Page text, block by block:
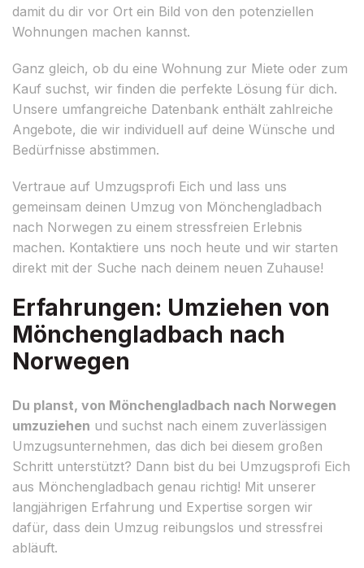
damit du dir vor Ort ein Bild von den potenziellen
Wohnungen machen kannst.
Ganz gleich, ob du eine Wohnung zur Miete oder zum
Kauf suchst, wir finden die perfekte Lösung für dich.
Unsere umfangreiche Datenbank enthält zahlreiche
Angebote, die wir individuell auf deine Wünsche und
Bedürfnisse abstimmen.
Vertraue auf Umzugsprofi Eich und lass uns
gemeinsam deinen Umzug von Mönchengladbach
nach Norwegen zu einem stressfreien Erlebnis
machen. Kontaktiere uns noch heute und wir starten
direkt mit der Suche nach deinem neuen Zuhause!
Erfahrungen: Umziehen von
Mönchengladbach nach
Norwegen
Du planst, von Mönchengladbach nach Norwegen
umzuziehen und suchst nach einem zuverlässigen
Umzugsunternehmen, das dich bei diesem großen
Schritt unterstützt? Dann bist du bei Umzugsprofi Eich
aus Mönchengladbach genau richtig! Mit unserer
langjährigen Erfahrung und Expertise sorgen wir
dafür, dass dein Umzug reibungslos und stressfrei
abläuft.